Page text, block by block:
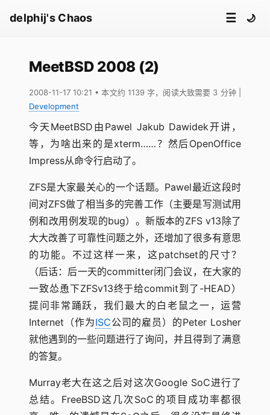
delphij's Chaos ☰ 🌙
MeetBSD 2008 (2)
2008-11-17 10:21 • 本文约 1139 字，阅读大致需要 3 分钟
Development
今天MeetBSD由Pawel Jakub Dawidek开讲，
等，为啥出来的是xterm……？然后OpenOffice
Impress从命令行启动了。
ZFS是大家最关心的一个话题。Pawel最近这段时
间对ZFS做了相当多的完善工作（主要是写测试用
例和改用例发现的bug）。新版本的ZFS v13除了
大大改善了可靠性问题之外，还增加了很多有意思
的功能。不过这样一来，这patchset的尺寸？
（后话：后一天的committer闭门会议，在大家的
一致怂恿下ZFSv13终于给commit到了-HEAD）
提问非常踊跃，我们最大的白老鼠之一，运营
Internet（作为ISC公司的雇员）的Peter Losher
就他遇到的一些问题进行了询问，并且得到了满意
的答复。
Murray老大在这之后对这次Google SoC进行了
总结。FreeBSD这几次SoC的项目成功率都很